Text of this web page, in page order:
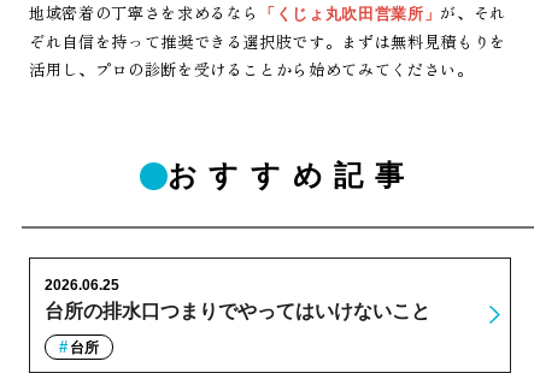
地域密着の丁寧さを求めるなら
「くじょ丸吹田営業所」 が、それ
ぞれ自信を持って推奨できる選択肢です。まずは無料見積もりを
活用し、プロの診断を受けることから始めてみてください。
おすすめ記事
台所の排水口つまりでやってはいけないこと
2026.06.25
台所